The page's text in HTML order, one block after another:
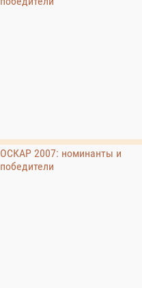
ОСКАР 2007: номинанты и
победители